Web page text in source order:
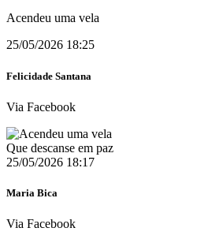
Acendeu uma vela
25/05/2026 18:25
Felicidade Santana
Via Facebook
Que descanse em paz
25/05/2026 18:17
Maria Bica
Via Facebook